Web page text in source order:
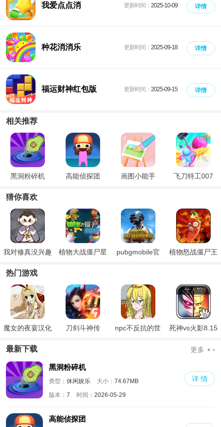
我爱点点消 更新时间： 2025-10-09 详情
种花消消乐 更新时间： 2025-09-18 详情
福运财神红包版 更新时间： 2025-09-15 详情
相关推荐
黑洞粉碎机 高能侦探团 画图小能手 飞刀特工007
猜你喜欢
我对修真没兴趣
植物大战僵尸星
pubgmobile官
植物怒战僵尸王
热门游戏
魔女的夜宴汉化
刀剑斗神传
npc不反抗的世
死神vs火影8.15
最新下载 更多
黑洞粉碎机
类型： 休闲娱乐 大小： 74.67MB
版本： 7 时间： 2026-05-29
详 情
高能侦探团